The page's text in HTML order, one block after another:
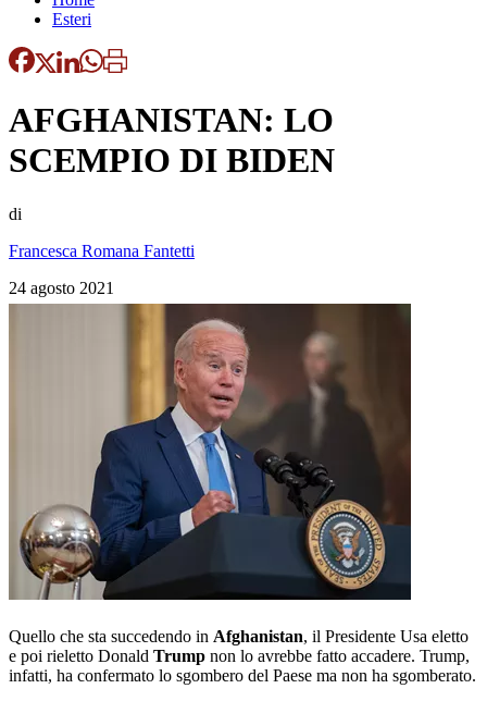
Esteri
AFGHANISTAN: LO
SCEMPIO DI BIDEN
di
Francesca Romana Fantetti
24 agosto 2021
Quello che sta succedendo in Afghanistan, il Presidente Usa eletto
e poi rieletto Donald Trump non lo avrebbe fatto accadere. Trump,
infatti, ha confermato lo sgombero del Paese ma non ha sgomberato.